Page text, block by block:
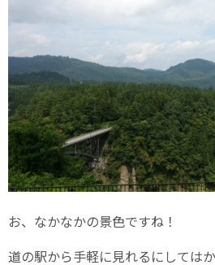
お、なかなかの景色ですね！
道の駅から手軽に見れるにしては